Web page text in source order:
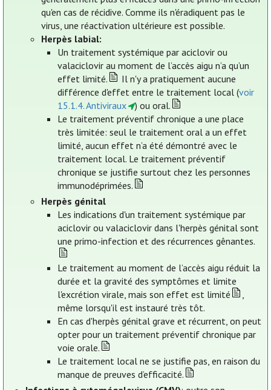
qu'en cas de récidive. Comme ils n'éradiquent pas le
virus, une réactivation ultérieure est possible.
Herpès labial:
Un traitement systémique par aciclovir ou
valaciclovir au moment de l’accès aigu n’a qu’un
effet limité.
Il n'y a pratiquement aucune
différence d'effet entre le traitement local (voir
15.1.4. Antiviraux
) ou oral.
Le traitement préventif chronique a une place
très limitée: seul le traitement oral a un effet
limité, aucun effet n’a été démontré avec le
traitement local. Le traitement préventif
chronique se justifie surtout chez les personnes
immunodéprimées.
Herpès génital
Les indications d'un traitement systémique par
aciclovir ou valaciclovir dans l'herpès génital sont
une primo-infection et des récurrences gênantes.
Le traitement au moment de l’accès aigu réduit la
durée et la gravité des symptômes et limite
l'excrétion virale, mais son effet est limité
,
même lorsqu'il est instauré très tôt.
En cas d'herpès génital grave et récurrent, on peut
opter pour un traitement préventif chronique par
voie orale.
Le traitement local ne se justifie pas, en raison du
manque de preuves d’efficacité.